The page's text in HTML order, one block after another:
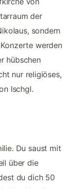
der
sondern
werden
hübschen
nur religiöses,
Ischgl.
Du saust mit
über die
du dich 50